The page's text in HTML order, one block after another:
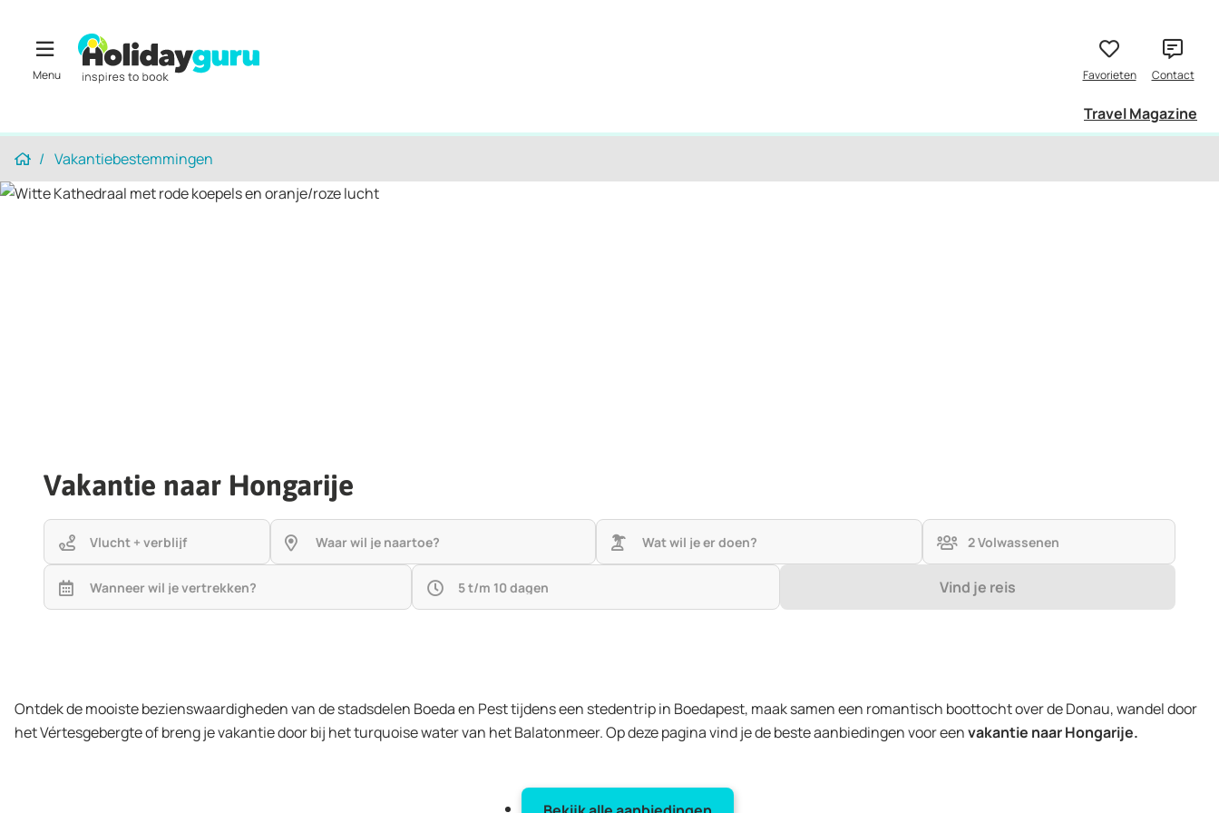
Travel Magazine
Home
Vakantiebestemmingen
Vakantie naar Hongarije
Vlucht + verblijf Waar wil je naartoe? Wat wil je er doen? 2 Volwassenen
Wanneer wil je vertrekken? 5 t/m 10 dagen Vind je reis
Ontdek de mooiste bezienswaardigheden van de stadsdelen Boeda en Pest tijdens een stedentrip in Boedapest, maak samen een romantisch boottocht over de Donau, wandel door
het Vértesgebergte of breng je vakantie door bij het turquoise water van het Balatonmeer. Op deze pagina vind je de beste aanbiedingen voor eenvakantie naar Hongarije.